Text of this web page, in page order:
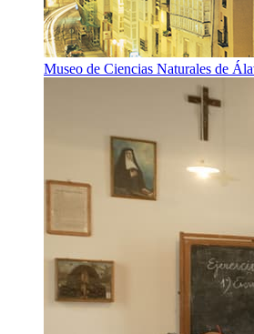
Museo de Ciencias Naturales de